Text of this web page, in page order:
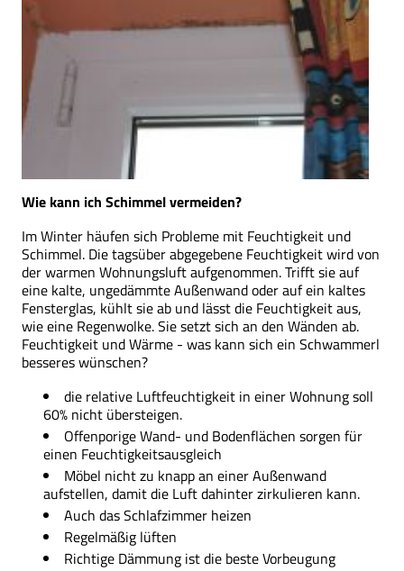
Wie kann ich Schimmel vermeiden?
Im Winter häufen sich Probleme mit Feuchtigkeit und
Schimmel. Die tagsüber abgegebene Feuchtigkeit wird von
der warmen Wohnungsluft aufgenommen. Trifft sie auf
eine kalte, ungedämmte Außenwand oder auf ein kaltes
Fensterglas, kühlt sie ab und lässt die Feuchtigkeit aus,
wie eine Regenwolke. Sie setzt sich an den Wänden ab.
Feuchtigkeit und Wärme - was kann sich ein Schwammerl
besseres wünschen?
die relative Luftfeuchtigkeit in einer Wohnung soll
60% nicht übersteigen.
Offenporige Wand- und Bodenflächen sorgen für
einen Feuchtigkeitsausgleich
Möbel nicht zu knapp an einer Außenwand
aufstellen, damit die Luft dahinter zirkulieren kann.
Auch das Schlafzimmer heizen
Regelmäßig lüften
Richtige Dämmung ist die beste Vorbeugung